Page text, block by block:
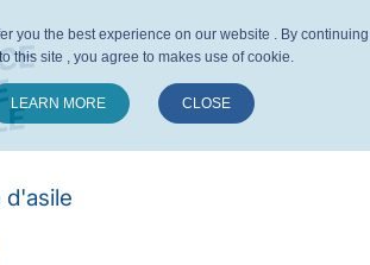
d'asile
you the best experience on our website . By continuing
this site , you agree to makes use of cookie.
LEARN MORE CLOSE